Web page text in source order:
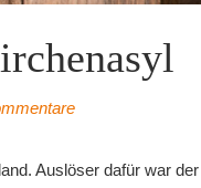
Auslöser dafür war